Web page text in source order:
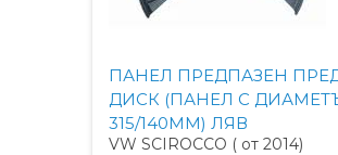
ПАНЕЛ ПРЕДПАЗЕН
ДИСК (ПАНЕЛ С
315/140MM) ЛЯВ
VW SCIROCCO ( от 2014)